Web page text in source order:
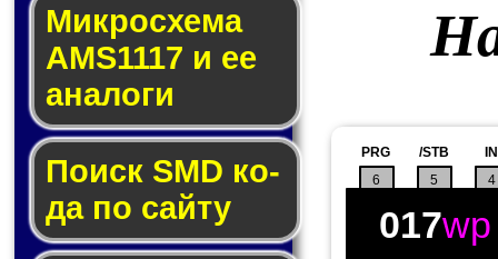
Микросхема
AMS1117 и ее
ана­ло­ги
Поиск SMD ко­
да по сай­ту
4
IN
/STB
5
6
PRG
017wp